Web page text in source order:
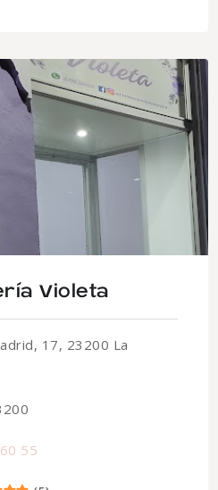
Violeta
17, 23200 La
55